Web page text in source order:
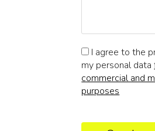
I agree to the
my personal data
commercial and
purposes